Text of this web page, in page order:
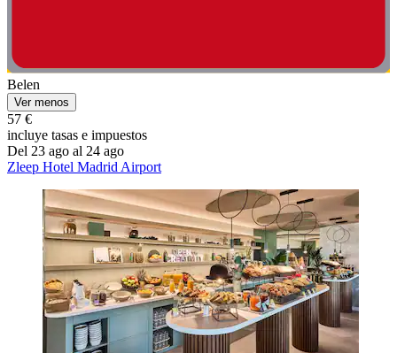
Belen
Ver menos
57 €
incluye tasas e impuestos
Del 23 ago al 24 ago
Zleep Hotel Madrid Airport